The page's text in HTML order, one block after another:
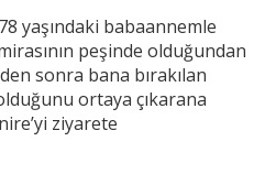
yaşındaki babaannemle
peşinde olduğundan
sonra bana bırakılan
ortaya çıkarana
ziyarete